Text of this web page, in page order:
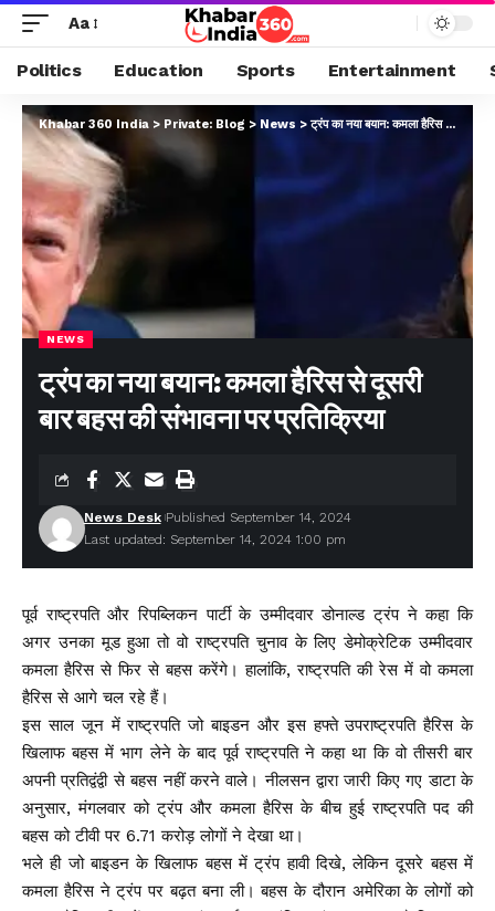
Aa
Politics Education Sports Entertainment
Khabar 360 India > Private: Blog > News >ट्रंप का नया बयान: कमला हैरिस से दूसरी बार बहस की संभावना पर प्रतिक्रिया
NEWS
ट्रंप का नया बयान: कमला हैरिस से दूसरी
बार बहस की संभावना पर प्रतिक्रिया
Last updated: September 14, 2024 1:00 pm
News Desk Published September 14, 2024
पूर्व राष्ट्रपति और रिपब्लिकन पार्टी के उम्मीदवार डोनाल्ड ट्रंप ने कहा कि
अगर उनका मूड हुआ तो वो राष्ट्रपति चुनाव के लिए डेमोक्रेटिक उम्मीदवार
कमला हैरिस से फिर से बहस करेंगे। हालांकि, राष्ट्रपति की रेस में वो कमला
हैरिस से आगे चल रहे हैं।
इस साल जून में राष्ट्रपति जो बाइडन और इस हफ्ते उपराष्ट्रपति हैरिस के
खिलाफ बहस में भाग लेने के बाद पूर्व राष्ट्रपति ने कहा था कि वो तीसरी बार
अपनी प्रतिद्वंद्वी से बहस नहीं करने वाले। नीलसन द्वारा जारी किए गए डाटा के
अनुसार, मंगलवार को ट्रंप और कमला हैरिस के बीच हुई राष्ट्रपति पद की
बहस को टीवी पर 6.71 करोड़ लोगों ने देखा था।
भले ही जो बाइडन के खिलाफ बहस में ट्रंप हावी दिखे, लेकिन दूसरे बहस में
कमला हैरिस ने ट्रंप पर बढ़त बना ली। बहस के दौरान अमेरिका के लोगों को